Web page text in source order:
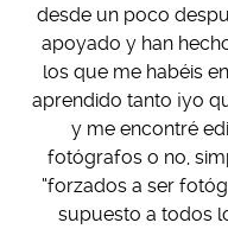
desde un poco
apoyado y han
los que me habéis
aprendido tanto ¡yo
y me encontré
fotógrafos o no,
“forzados a ser
supuesto a todos